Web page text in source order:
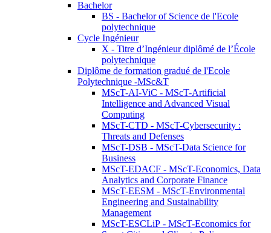
Bachelor
BS - Bachelor of Science de l'Ecole
polytechnique
Cycle Ingénieur
X - Titre d’Ingénieur diplômé de l’École
polytechnique
Diplôme de formation gradué de l'Ecole
Polytechnique -MSc&T
MScT-AI-ViC - MScT-Artificial
Intelligence and Advanced Visual
Computing
MScT-CTD - MScT-Cybersecurity :
Threats and Defenses
MScT-DSB - MScT-Data Science for
Business
MScT-EDACF - MScT-Economics, Data
Analytics and Corporate Finance
MScT-EESM - MScT-Environmental
Engineering and Sustainability
Management
MScT-ESCLiP - MScT-Economics for